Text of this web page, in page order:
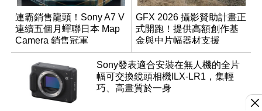
連霸銷售龍頭！Sony A7 V
連續五個月蟬聯日本 Map
Camera 銷售冠軍
GFX 2026 攝影贊助計畫正
式開跑！提供高額創作基
金與中片幅器材支援
Sony發表適合安裝在無人機的全片
幅可交換鏡頭相機ILX-LR1，集輕
巧、高畫質於一身